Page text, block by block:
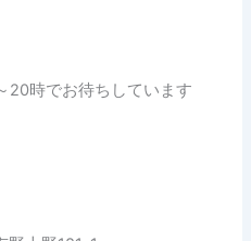
時でお待ちしています